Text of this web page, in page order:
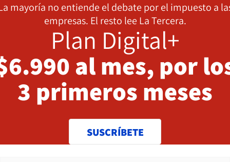
mayoría no entiende el debate por el impuesto a
empresas. El resto lee La Tercera.
Plan Digital+
al mes, por
3 primeros meses
SUSCRÍBETE